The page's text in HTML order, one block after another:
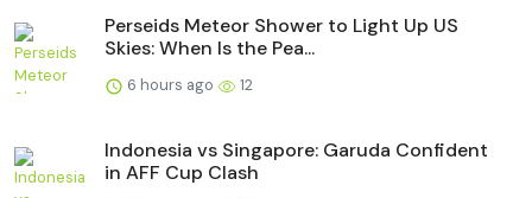
Perseids Meteor Shower to Light Up US
Skies: When Is the Pea...
6 hours ago 12
Indonesia vs Singapore: Garuda Confident
in AFF Cup Clash